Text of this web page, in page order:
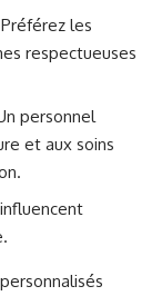
Préférez les
respectueuses
personnel
et aux soins